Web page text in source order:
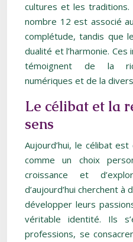
cultures et les traditions.
nombre 12 est associé
complétude, tandis que
dualité et l’harmonie.
témoignent de la
numériques et de la
Le célibat et la
sens
Aujourd’hui, le célibat
comme un choix
croissance et
d’aujourd’hui cherchent
développer leurs
véritable identité. Ils
professions, se